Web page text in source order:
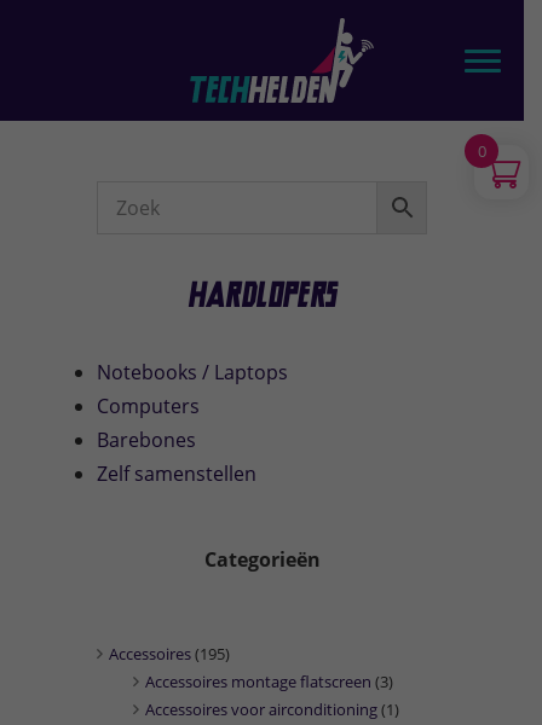
hoofd
Webshop
Hardlopers
Notebooks / Laptops
Computers
Barebones
Zelf samenstellen
Categorieën
Accessoires(195)
Accessoires montage flatscreen (3)
Accessoires voor airconditioning(1)
0